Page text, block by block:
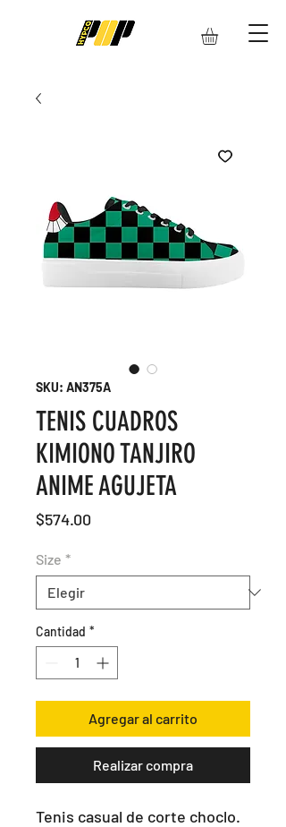
SKU: AN375A
TENIS CUADROS
KIMIONO TANJIRO
ANIME AGUJETA
$574.00
Size *
Cantidad *
Agregar al carrito
Realizar compra
Tenis casual de corte choclo.